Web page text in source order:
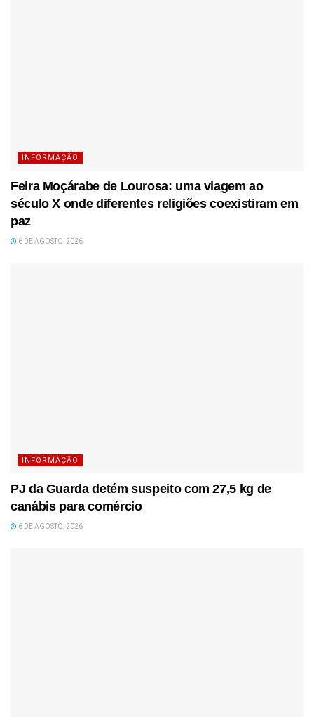
INFORMAÇÃO
Feira Moçárabe de Lourosa: uma viagem ao
século X onde diferentes religiões coexistiram em
paz
6 DE AGOSTO, 2026
INFORMAÇÃO
PJ da Guarda detém suspeito com 27,5 kg de
canábis para comércio
6 DE AGOSTO, 2026